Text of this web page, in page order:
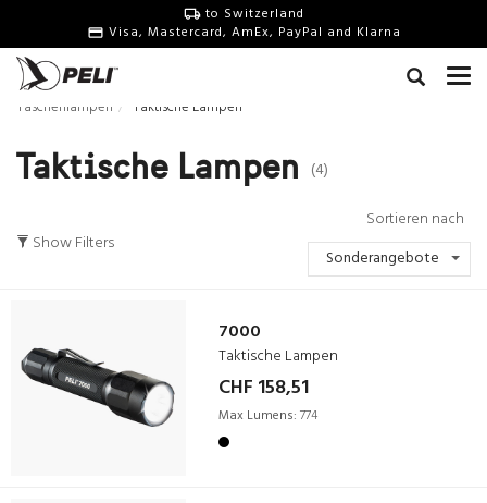
to Switzerland
Visa, Mastercard, AmEx, PayPal and Klarna
Taschenlampen Taktische Lampen
Taktische Lampen (4)
Show Filters
Sortieren nach
Sonderangebote
7000
Taktische Lampen
CHF 158,51
Max Lumens: 774